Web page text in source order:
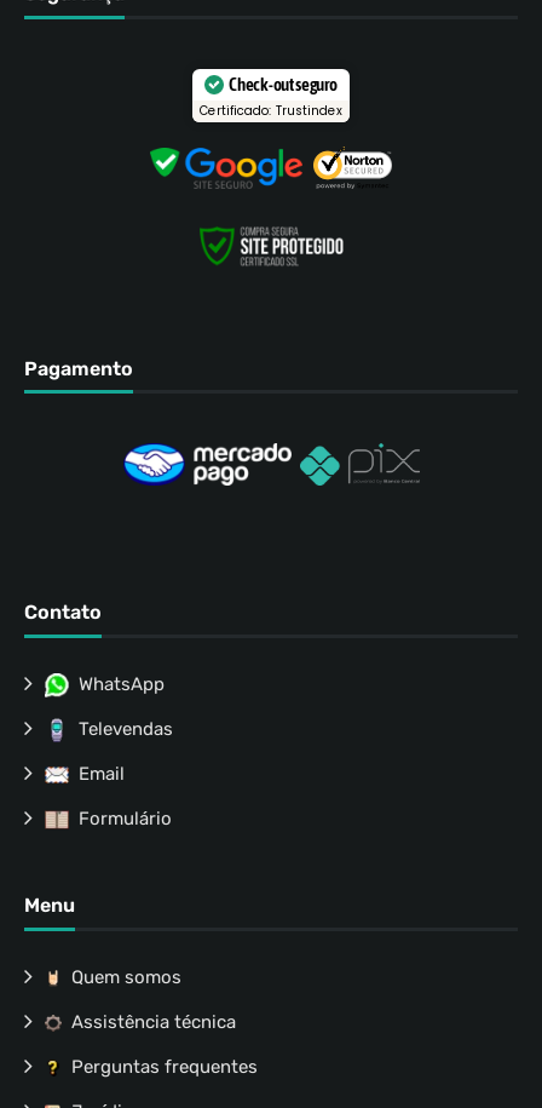
Check-out seguro
Certificado: Trustindex
Pagamento
Contato
WhatsApp
Televendas
Email
Formulário
Menu
Quem somos
Assistência técnica
Perguntas frequentes